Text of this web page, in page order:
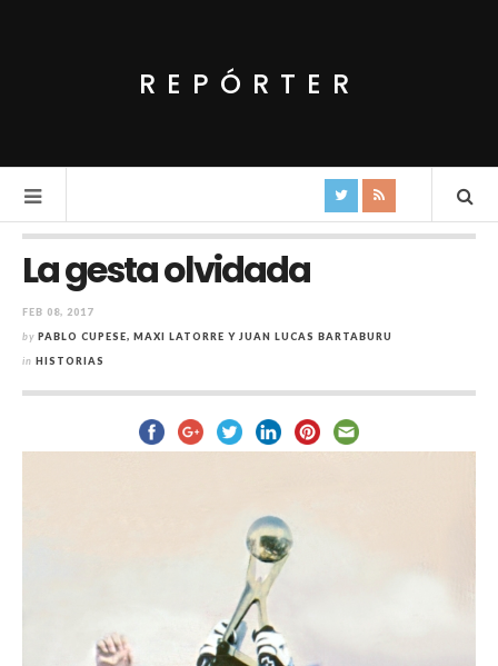
REPÓRTER
La gesta olvidada
FEB 08, 2017
by PABLO CUPESE, MAXI LATORRE Y JUAN LUCAS BARTABURU
in HISTORIAS